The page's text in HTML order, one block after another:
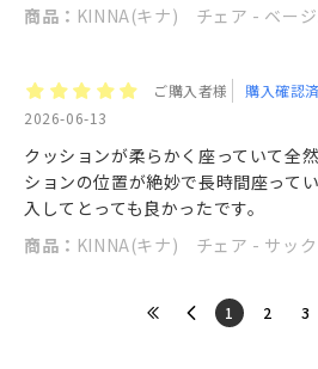
商品： KINNA(キナ) チェア - ベージ
ご購入者様
購入確認
2026-06-13
クッションが柔らかく座っていて全
ションの位置が絶妙で長時間座って
入してとっても良かったです。
商品： KINNA(キナ) チェア - サック
​1 ​2 ​3